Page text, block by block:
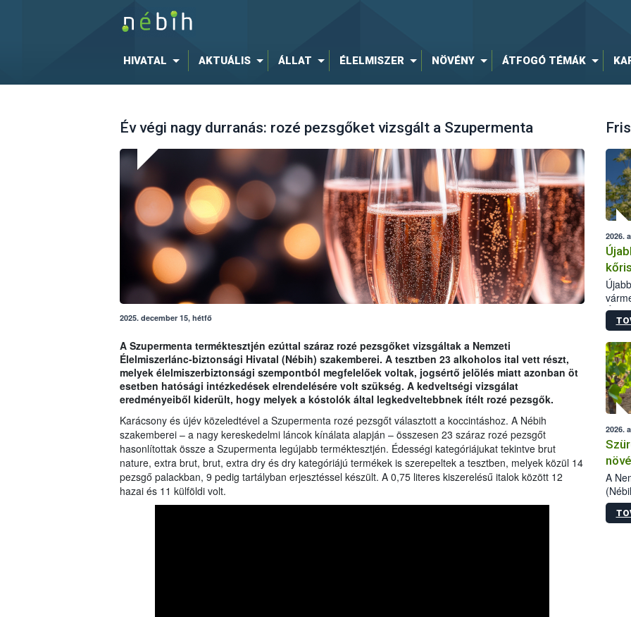
HIVATAL AKTUÁLIS ÁLLAT ÉLELMISZER NÖVÉNY ÁTFOGÓ TÉMÁK
Év végi nagy durranás: rozé pezsgőket vizsgált a Szupermenta
2025. december 15, hétfő
A Szupermenta terméktesztjén ezúttal száraz rozé pezsgőket vizsgáltak a Nemzeti
Élelmiszerlánc-biztonsági Hivatal (Nébih) szakemberei. A tesztben 23 alkoholos ital vett részt,
melyek élelmiszerbiztonsági szempontból megfelelőek voltak, jogsértő jelölés miatt azonban öt
esetben hatósági intézkedések elrendelésére volt szükség. A kedveltségi vizsgálat
eredményeiből kiderült, hogy melyek a kóstolók által legkedveltebbnek ítélt rozé pezsgők.
Karácsony és újév közeledtével a Szupermenta rozé pezsgőt választott a koccintáshoz. A Nébih
szakemberei – a nagy kereskedelmi láncok kínálata alapján – összesen 23 száraz rozé pezsgőt
hasonlítottak össze a Szupermenta legújabb terméktesztjén. Édességi kategóriájukat tekintve brut
nature, extra brut, brut, extra dry és dry kategóriájú termékek is szerepeltek a tesztben, melyek közül 14
pezsgő palackban, 9 pedig tartályban erjesztéssel készült. A 0,75 literes kiszerelésű italok között 12
hazai és 11 külföldi volt.
2026.
2026.
A